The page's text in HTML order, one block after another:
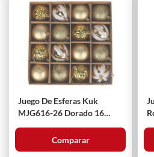
Juego De Esferas Kuk
MJG616-26 Dorado 16
Comparar